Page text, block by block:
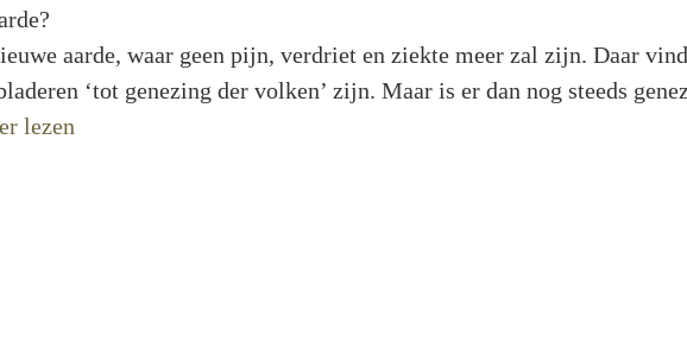
aarde, waar geen pijn, verdriet en ziekte meer zal zijn. Daar
‘tot genezing der volken’ zijn. Maar is er dan nog steeds
lezen